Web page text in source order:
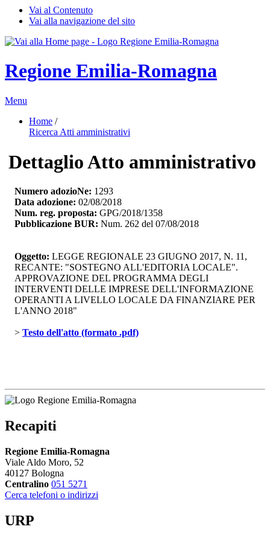
Vai al Contenuto
Vai alla navigazione del sito
Regione Emilia-Romagna
Menu
Home /
Ricerca Atti amministrativi
Dettaglio Atto amministrativo
Numero adozioNe: 1293
Data adozione: 02/08/2018
Num. reg. proposta: GPG/2018/1358
Pubblicazione BUR: Num. 262 del 07/08/2018
Oggetto: LEGGE REGIONALE 23 GIUGNO 2017, N. 11,
RECANTE: "SOSTEGNO ALL'EDITORIA LOCALE".
APPROVAZIONE DEL PROGRAMMA DEGLI
INTERVENTI DELLE IMPRESE DELL'INFORMAZIONE
OPERANTI A LIVELLO LOCALE DA FINANZIARE PER
L'ANNO 2018"
> Testo dell'atto (formato .pdf)
Recapiti
Regione Emilia-Romagna
Viale Aldo Moro, 52
40127 Bologna
Centralino 051 5271
Cerca telefoni o indirizzi
URP